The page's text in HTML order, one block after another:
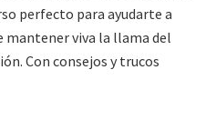
perfecto para ayudarte a
mantener viva la llama del
Con consejos y trucos